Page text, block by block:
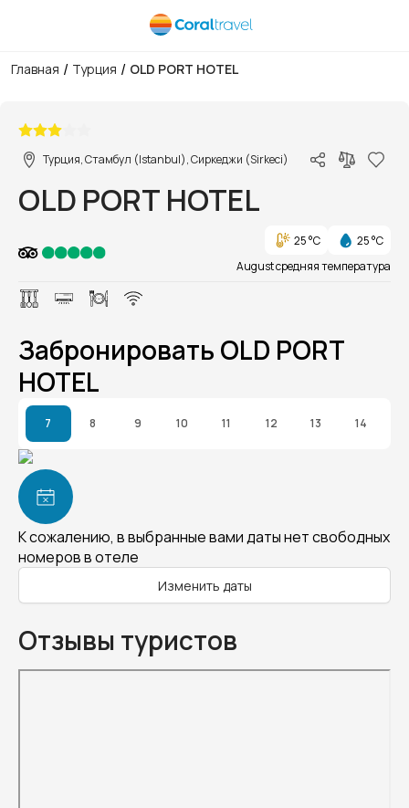
Главная / Турция / OLD PORT HOTEL
Турция, Стамбул (Istanbul), Сиркеджи (Sirkeci)
OLD PORT HOTEL
25 °C
25 °C
August средняя температура
Забронировать OLD PORT
HOTEL
7 8 9 10 11 12 13 14
К сожалению, в выбранные вами даты нет свободных
номеров в отеле
Изменить даты
Отзывы туристов